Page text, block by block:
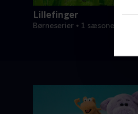
Lillefinger
Børneserier • 1 sæsoner